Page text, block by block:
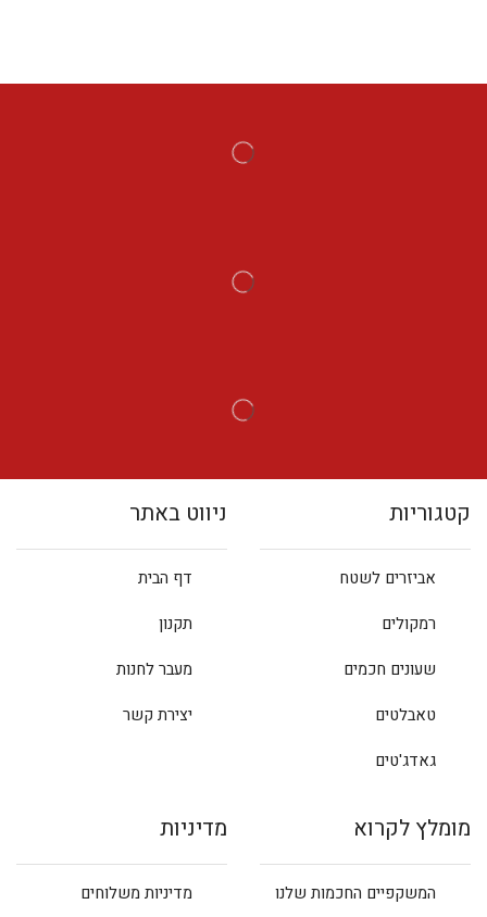
קטגוריות
אביזרים לשטח
רמקולים
שעונים חכמים
טאבלטים
גאדג'טים
ניווט באתר
דף הבית
תקנון
מעבר לחנות
יצירת קשר
מומלץ לקרוא
המשקפיים החכמות שלנו
מדיניות
מדיניות משלוחים